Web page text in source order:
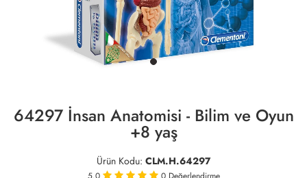
64297 İnsan Anatomisi - Bilim ve Oyun
+8 yaş
Ürün Kodu: CLM.H.64297
5.0 0 Değerlendirme